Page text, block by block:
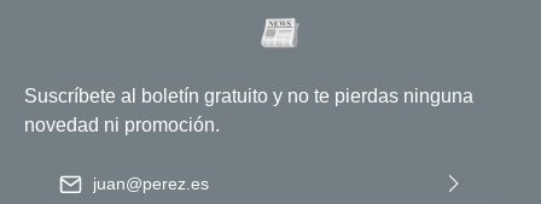
Suscríbete al boletín gratuito y no te pierdas ninguna
novedad ni promoción.
Dirección de correo electrónico